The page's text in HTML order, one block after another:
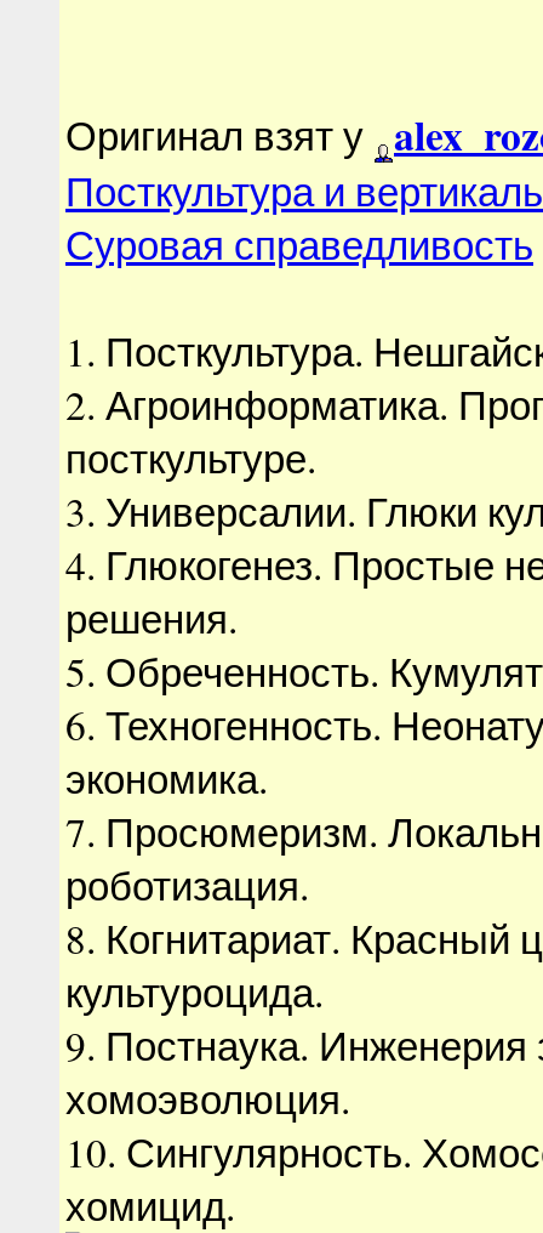
Оригинал взят у
Посткультура и
Суровая справедливость
1. Посткультура.
2. Агроинформатика.
посткультуре.
3. Универсалии. Глюки
4. Глюкогенез. Простые
решения.
5. Обреченность.
6. Техногенность.
экономика.
7. Просюмеризм.
роботизация.
8. Когнитариат. Красный
культуроцида.
9. Постнаука. Инженерия
хомоэволюция.
10. Сингулярность.
хомицид.